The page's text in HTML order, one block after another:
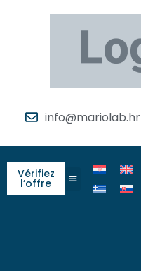
info@mariolab.hr
Vérifiez
l’offre